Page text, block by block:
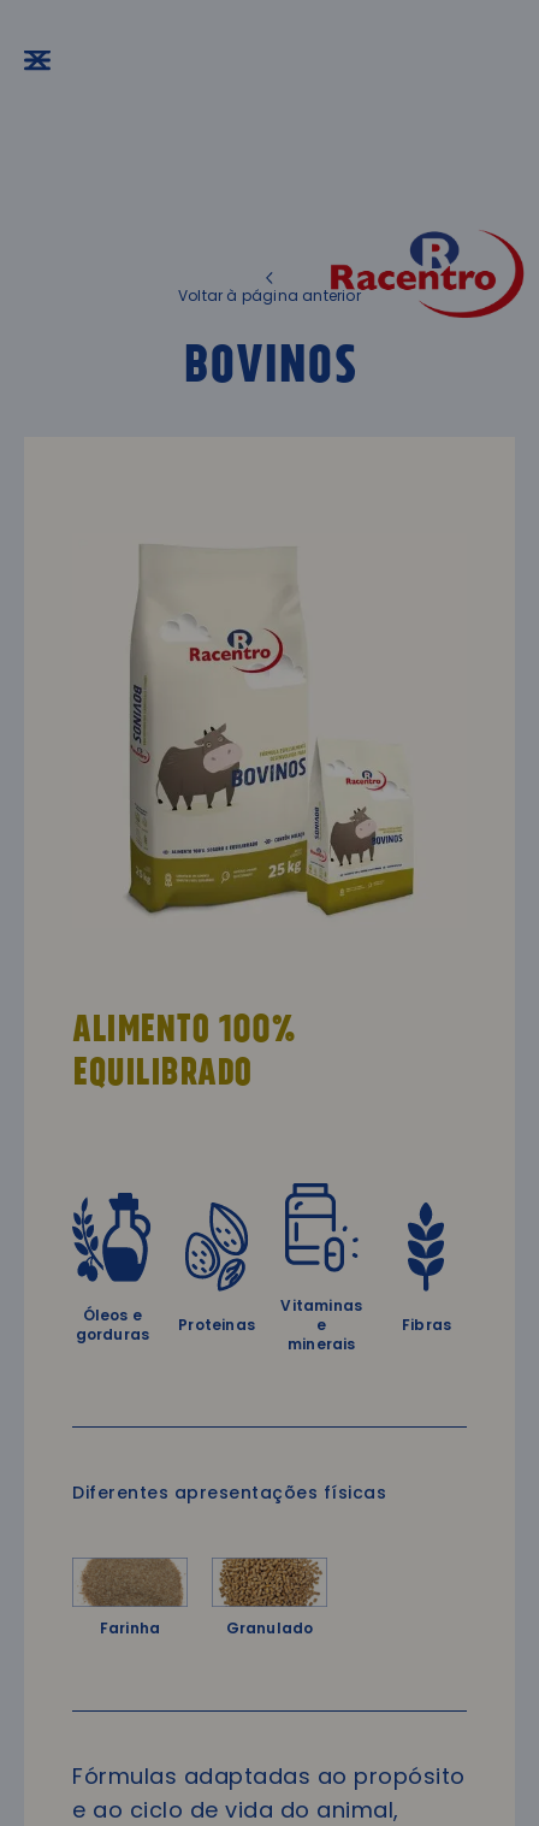
Voltar à página anterior
Bovinos
Alimento 100%
equilibrado
Óleos e
gorduras
Proteinas
Vitaminas
e
minerais
Fibras
Diferentes apresentações físicas
Farinha Granulado
Fórmulas adaptadas ao propósito
e ao ciclo de vida do animal,